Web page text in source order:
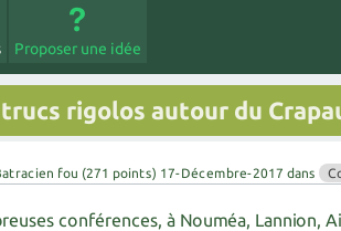
Proposer une idée
rigolos autour du
fou (271 points) 17-Décembre-2017 dans
conférences, à Nouméa, Lannion,